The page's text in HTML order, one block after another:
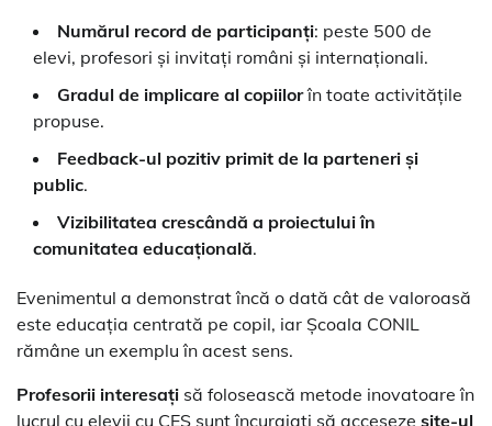
Numărul record de participanți: peste 500 de
elevi, profesori și invitați români și internaționali.
Gradul de implicare al copiilorîn toate activitățile
propuse.
Feedback-ul pozitiv primit de la parteneri și
public.
Vizibilitatea crescândă a proiectului în
comunitatea educațională.
Evenimentul a demonstrat încă o dată cât de valoroasă
este educația centrată pe copil, iar Școala CONIL
rămâne un exemplu în acest sens.
Profesorii interesați să folosească metode inovatoare în
lucrul cu elevii cu CES sunt încurajați să acceseze site-ul